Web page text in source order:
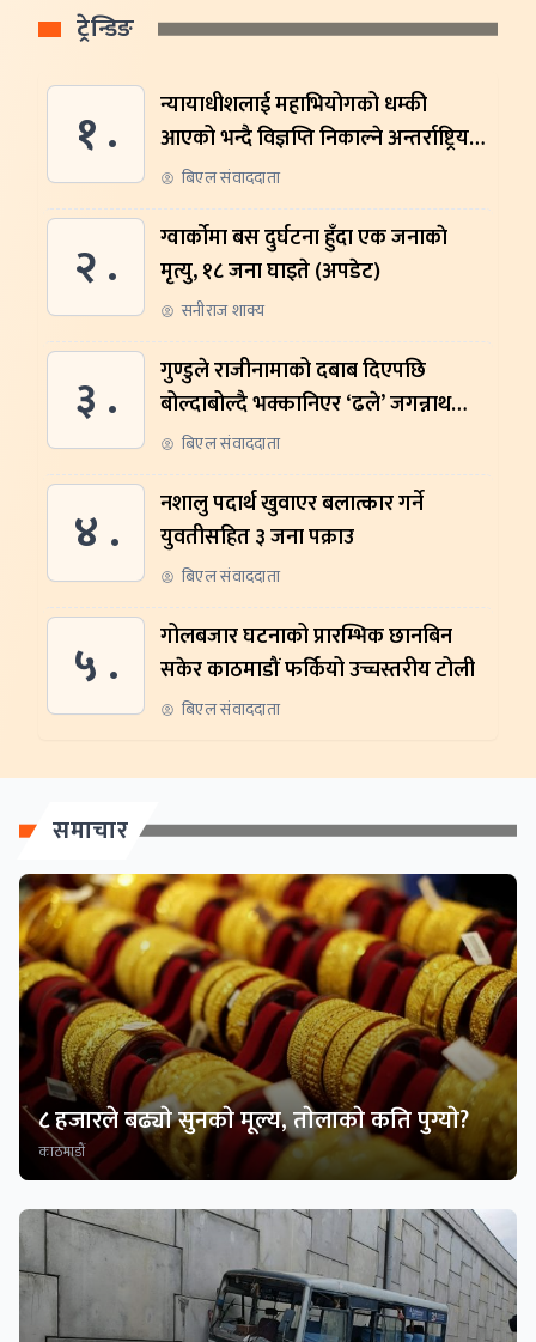
ट्रेन्डिङ
१ .
न्यायाधीशलाई महाभियोगको धम्की
आएको भन्दै विज्ञप्ति निकाल्ने अन्तर्राष्ट्रिय
संस्थालाई संसदीय समितिमा बोलाइयो
बिएल संवाददाता
२ .
ग्वार्काेमा बस दुर्घटना हुँदा एक जनाकाे
मृत्यु, १८ जना घाइते (अपडेट)
सनीराज शाक्य
३ .
गुण्डुले राजीनामाको दबाब दिएपछि
बोल्दाबोल्दै भक्कानिएर ‘ढले’ जगन्नाथ
थपलिया
बिएल संवाददाता
४ .
नशालु पदार्थ खुवाएर बलात्कार गर्ने
युवतीसहित ३ जना पक्राउ
बिएल संवाददाता
५ .
गोलबजार घटनाको प्रारम्भिक छानबिन
सकेर काठमाडौं फर्कियो उच्चस्तरीय टोली
बिएल संवाददाता
समाचार
८ हजारले बढ्याे सुनकाे मूल्य, ताेलाकाे कति पुग्याे?
काठमाडाैं